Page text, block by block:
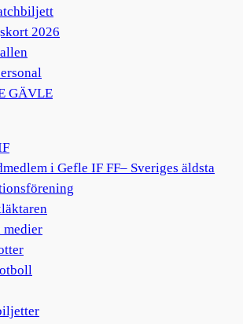
2026
GÄVLE
i Gefle IF FF– Sveriges äldsta
medier